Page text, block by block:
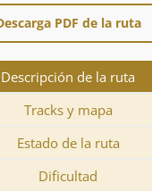
PDF de la ruta
Descripción de la ruta
Tracks y mapa
Estado de la ruta
Dificultad